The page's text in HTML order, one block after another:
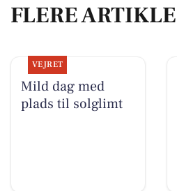
FLERE
VEJRET
Mild dag med
plads til solglimt